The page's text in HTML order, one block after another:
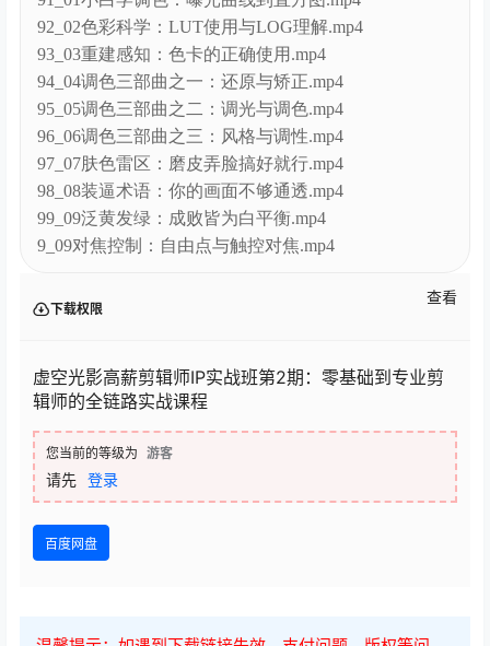
93_03重建感知：色卡的正确使用.mp4
94_04调色三部曲之一：还原与矫正.mp4
95_05调色三部曲之二：调光与调色.mp4
96_06调色三部曲之三：风格与调性.mp4
97_07肤色雷区：磨皮弄脸搞好就行.mp4
98_08装逼术语：你的画面不够通透.mp4
99_09泛黄发绿：成败皆为白平衡.mp4
9_09对焦控制：自由点与触控对焦.mp4
辑师的全链路实战课程
请先 登录
百度网盘
题！请您站内私信客服或者发邮